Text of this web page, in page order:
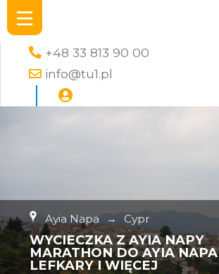
+48 33 813 90 00
info@tu1.pl
Ayia Napa → Cypr
WYCIECZKA Z AYIA NAPY
MARATHON DO AYIA
LEFKARY I WIĘCEJ